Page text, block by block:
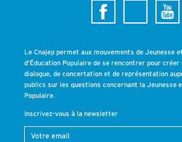
Le Cnajep permet aux mouvements de Jeunesse
d’Éducation Populaire de se rencontrer pour créer
dialogue, de concertation et de représentation
publics sur les questions concernant la Jeunesse
Populaire.
Inscrivez-vous à la newsletter